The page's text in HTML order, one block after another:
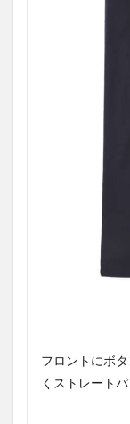
フロントにボ
くストレートパ